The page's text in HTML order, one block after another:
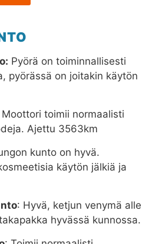
Pyörä on toiminnallisesti
pyörässä on joitakin käytön
Moottori toimii normaalisti
Ajettu 3563km
kunto on hyvä.
käytön jälkiä ja
: Hyvä, ketjun venymä alle
hyvässä kunnossa.